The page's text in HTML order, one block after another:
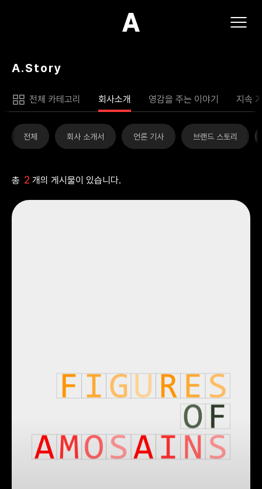
(주)아모스아인스가구
A.Story
전체 카테고리 회사소개 영감을 주는 이야기 지속
전체 회사 소개서 언론 기사 브랜드 스토리
총 2 개의 게시물이 있습니다.